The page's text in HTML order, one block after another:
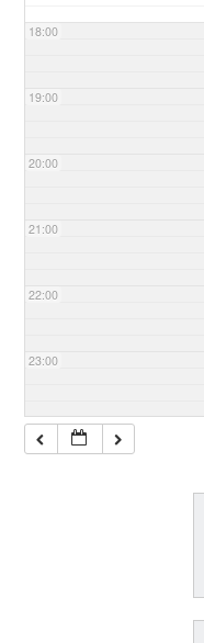
18:00
19:00
20:00
21:00
22:00
23:00